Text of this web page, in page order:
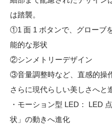
は踏襲。
①1 面 1 ボタンで、グローブ
能的な形状
②シンメトリーデザイン
③音量調整時など、直感的操
さらに現代らしい美しさへと
・モーション型 LED： LED
状」の動きへ進化